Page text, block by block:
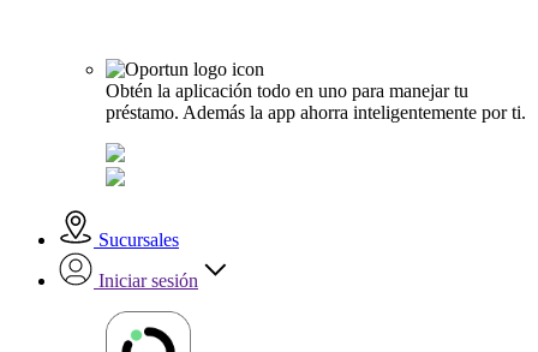
Obtén la aplicación todo en uno para manejar tu
préstamo. Además la app ahorra inteligentemente por ti.
Sucursales
Iniciar sesión